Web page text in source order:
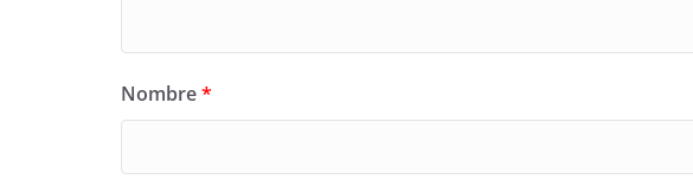
Nombre*